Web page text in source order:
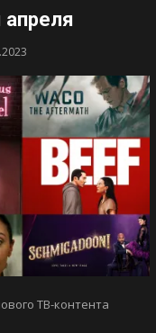
ТВ-контента